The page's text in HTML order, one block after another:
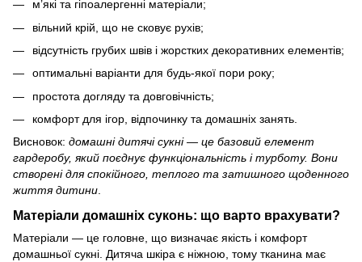
м’які та гіпоалергенні матеріали;
вільний крій, що не сковує рухів;
відсутність грубих швів і жорстких декоративних елементів;
оптимальні варіанти для будь-якої пори року;
простота догляду та довговічність;
комфорт для ігор, відпочинку та домашніх занять.
Висновок: домашні дитячі сукні — це базовий елемент
гардеробу, який поєднує функціональність і турботу. Вони
створені для спокійного, теплого та затишного щоденного
життя дитини.
Матеріали домашніх суконь: що варто врахувати?
Матеріали — це головне, що визначає якість і комфорт
домашньої сукні. Дитяча шкіра є ніжною, тому тканина має